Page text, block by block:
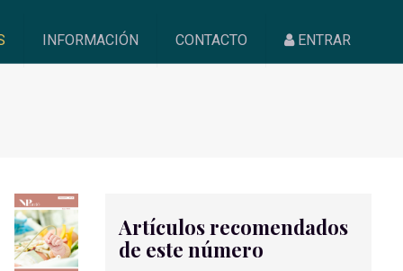
INFORMACIÓN CONTACTO ENTRAR
Artículos recomendados
de este número